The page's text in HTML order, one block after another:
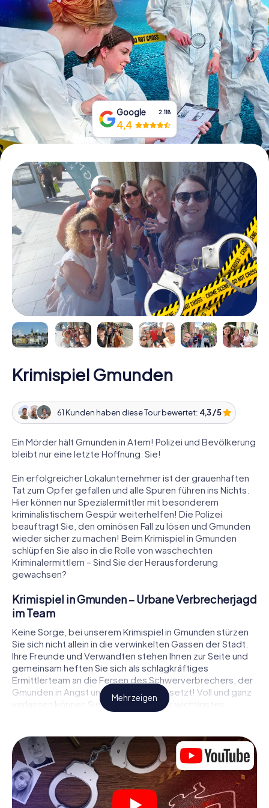
Tickets buchen
Gutscheine bestellen
Google 2.118
4,4
Krimispiel Gmunden
61 Kunden haben diese Tour bewertet: 4,3 / 5
Ein Mörder hält Gmunden in Atem! Polizei und Bevölkerung
bleibt nur eine letzte Hoffnung: Sie!
Ein erfolgreicher Lokalunternehmer ist der grauenhaften
Tat zum Opfer gefallen und alle Spuren führen ins Nichts.
Hier können nur Spezialermittler mit besonderem
kriminalistischem Gespür weiterhelfen! Die Polizei
beauftragt Sie, den ominösen Fall zu lösen und Gmunden
wieder sicher zu machen! Beim Krimispiel in Gmunden
schlüpfen Sie also in die Rolle von waschechten
Kriminalermittlern – Sind Sie der Herausforderung
gewachsen?
Krimispiel in Gmunden – Urbane Verbrecherjagd
im Team
Keine Sorge, bei unserem Krimispiel in Gmunden stürzen
Sie sich nicht allein in die verwinkelten Gassen der Stadt.
Ihre Freunde und Verwandten stehen Ihnen zur Seite und
gemeinsam heften Sie sich als schlagkräftiges
Ermittlerteam an die Fersen des Schwerverbrechers, der
Gmunden in Angst und Schrecken versetzt! Voll und ganz
verlassen können Sie sich dabei auf Ihr wichtigstes
Ermittlerutensil, Ihr Smartphone. Mittels GPS-Navigation
zahlreichen Schauplätzen in Gmunden, die mit der Tat in
Verbindung stehen, und schließlich zum Mörder. An jedem
Ort knacken Sie knifflige Rätsel und kommen so Stück für
Stück der Lösung des Falls immer näher. Anders als bei
einem klassischen Krimi Dinner in Gmunden bestimmen
also Sie das Geschehen, bewegen sich an der frischen
Mehr zeigen